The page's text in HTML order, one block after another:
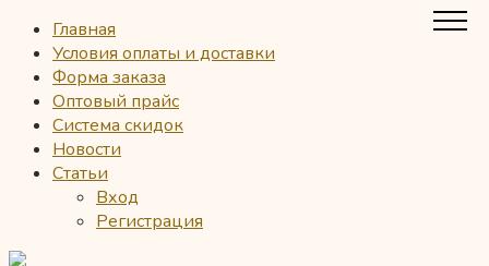
Главная
Условия оплаты и доставки
Форма заказа
Оптовый прайс
Система скидок
Новости
Статьи
Вход
Регистрация